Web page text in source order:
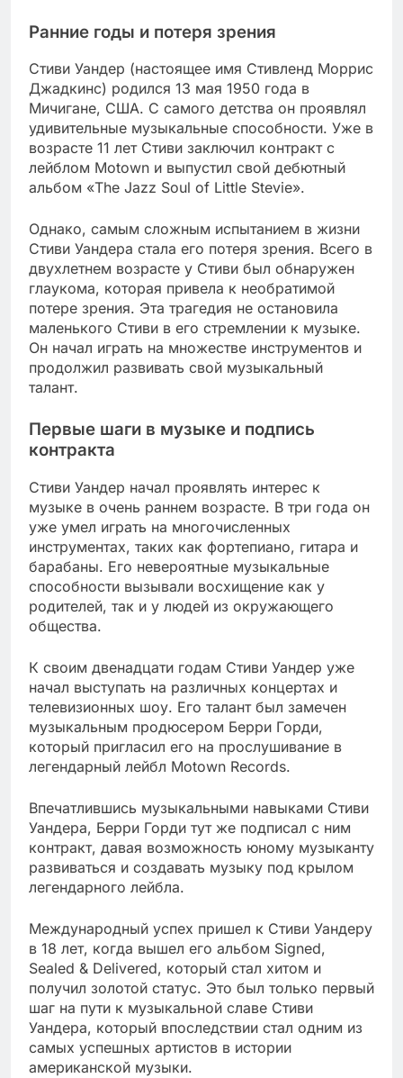
Ранние годы и потеря зрения
Стиви Уандер (настоящее имя Стивленд Моррис
Джадкинс) родился 13 мая 1950 года в
Мичигане, США. С самого детства он проявлял
удивительные музыкальные способности. Уже в
возрасте 11 лет Стиви заключил контракт с
лейблом Motown и выпустил свой дебютный
альбом «The Jazz Soul of Little Stevie».
Однако, самым сложным испытанием в жизни
Стиви Уандера стала его потеря зрения. Всего в
двухлетнем возрасте у Стиви был обнаружен
глаукома, которая привела к необратимой
потере зрения. Эта трагедия не остановила
маленького Стиви в его стремлении к музыке.
Он начал играть на множестве инструментов и
продолжил развивать свой музыкальный
талант.
Первые шаги в музыке и подпись
контракта
Стиви Уандер начал проявлять интерес к
музыке в очень раннем возрасте. В три года он
уже умел играть на многочисленных
инструментах, таких как фортепиано, гитара и
барабаны. Его невероятные музыкальные
способности вызывали восхищение как у
родителей, так и у людей из окружающего
общества.
К своим двенадцати годам Стиви Уандер уже
начал выступать на различных концертах и
телевизионных шоу. Его талант был замечен
музыкальным продюсером Берри Горди,
который пригласил его на прослушивание в
легендарный лейбл Motown Records.
Впечатлившись музыкальными навыками Стиви
Уандера, Берри Горди тут же подписал с ним
контракт, давая возможность юному музыканту
развиваться и создавать музыку под крылом
легендарного лейбла.
Международный успех пришел к Стиви Уандеру
в 18 лет, когда вышел его альбом Signed,
Sealed & Delivered, который стал хитом и
получил золотой статус. Это был только первый
шаг на пути к музыкальной славе Стиви
Уандера, который впоследствии стал одним из
самых успешных артистов в истории
американской музыки.